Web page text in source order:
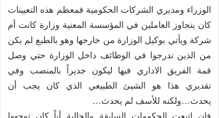
الوزراء ومديري الشركات الحكومية فمعظم هذه التعيينات
كان يتجاوز العاملين في المؤسسة المعنية وزارة كانت أم
شركة ويأتي بوكيل الوزارة من خارجها وهو بالطبع لم يكن
من الذين تدرجوا في الوظائف داخل الوزارة حتي وصل
قمة الفريق الاداري فيها ليكون جديراً بالمنصب وفي
تقديري هذا هو الشيئ الطبيعي الذي كان يجب أن
يحدث…ولكنه للأسف لم يحدث…
فإن إتبعت الحكومات السابقة والحالية أياً كان توجهها